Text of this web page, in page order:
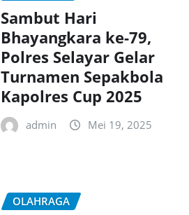
Sambut Hari
Bhayangkara ke-79,
Polres Selayar Gelar
Turnamen Sepakbola
Kapolres Cup 2025
admin Mei 19, 2025
OLAHRAGA